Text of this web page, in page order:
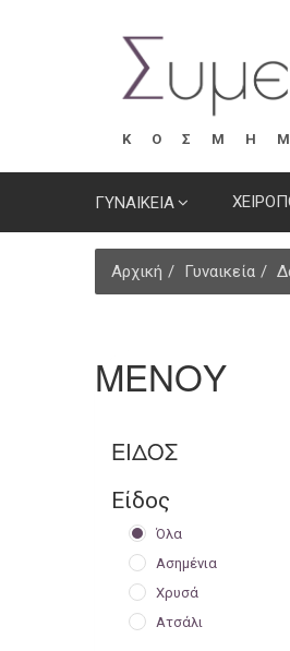
ΓΥΝΑΙΚΕΙΑ
Αρχική Γυναικεία
ΜΕΝΟΥ
ΕΊΔΟΣ
Είδος
Όλα
Ασημένια
Χρυσά
Ατσάλι